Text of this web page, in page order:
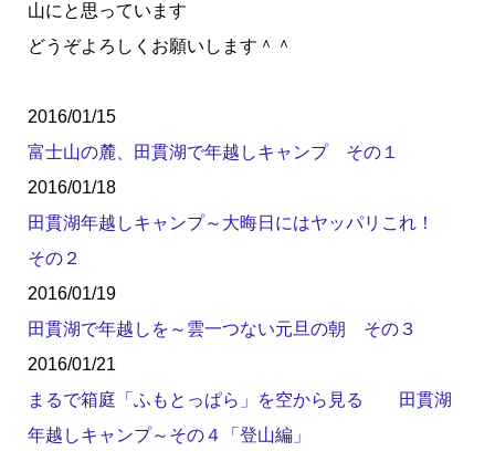
山にと思っています
どうぞよろしくお願いします＾＾
2016/01/15
富士山の麓、田貫湖で年越しキャンプ その１
2016/01/18
田貫湖年越しキャンプ～大晦日にはヤッパリこれ！
その２
2016/01/19
田貫湖で年越しを～雲一つない元旦の朝 その３
2016/01/21
まるで箱庭「ふもとっぱら」を空から見る 田貫湖
年越しキャンプ～その４「登山編」